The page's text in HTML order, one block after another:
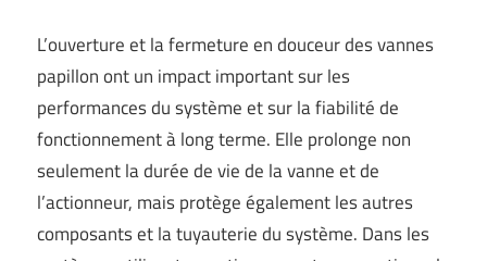
L’ouverture et la fermeture en douceur des vannes
papillon ont un impact important sur les
performances du système et sur la fiabilité de
fonctionnement à long terme. Elle prolonge non
seulement la durée de vie de la vanne et de
l’actionneur, mais protège également les autres
composants et la tuyauterie du système. Dans les